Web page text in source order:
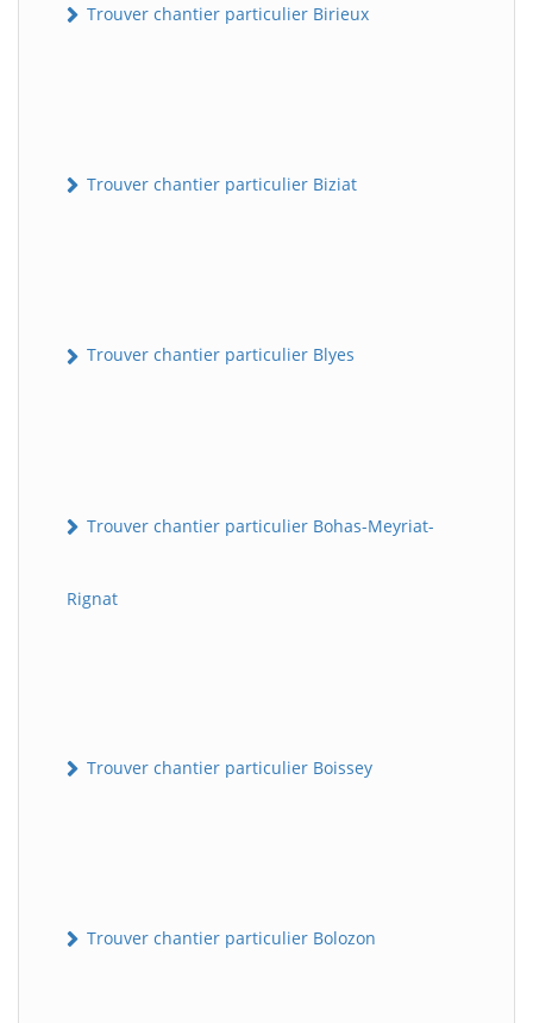
Trouver chantier particulier Birieux
Trouver chantier particulier Biziat
Trouver chantier particulier Blyes
Trouver chantier particulier Bohas-Meyriat-
Rignat
Trouver chantier particulier Boissey
Trouver chantier particulier Bolozon